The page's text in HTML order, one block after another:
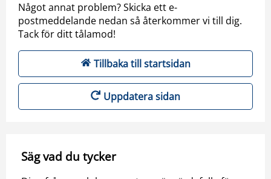
Något annat problem? Skicka ett e-
postmeddelande nedan så återkommer vi till dig.
Tack för ditt tålamod!
Tillbaka till startsidan
Uppdatera sidan
Säg vad du tycker